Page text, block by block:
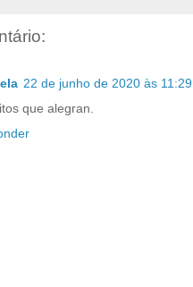
22 de junho de 2020 às 11:29
que alegran.